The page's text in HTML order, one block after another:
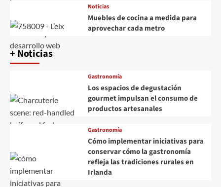
Noticias
Muebles de cocina a medida para
aprovechar cada metro
+ Noticias
Gastronomía
Los espacios de degustación
gourmet impulsan el consumo de
productos artesanales
Gastronomía
Cómo implementar iniciativas para
conservar cómo la gastronomía
refleja las tradiciones rurales en
Irlanda